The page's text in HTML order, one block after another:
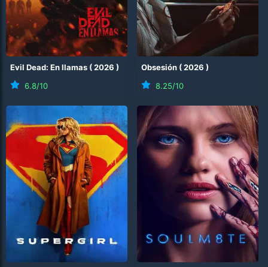
Evil Dead: En llamas (2026 )
6.8/10
Obsesión (2026 )
8.25/10